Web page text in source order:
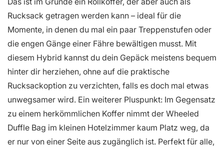
Rucksack getragen werden kann – ideal für die
Momente, in denen du mal ein paar Treppenstufen oder
die engen Gänge einer Fähre bewältigen musst. Mit
diesem Hybrid kannst du dein Gepäck meistens bequem
hinter dir herziehen, ohne auf die praktische
Rucksackoption zu verzichten, falls es doch mal etwas
unwegsamer wird. Ein weiterer Pluspunkt: Im Gegensatz
zu einem herkömmlichen Koffer nimmt der Wheeled
Duffle Bag im kleinen Hotelzimmer kaum Platz weg, da
er nur von einer Seite aus zugänglich ist. Perfekt für alle,